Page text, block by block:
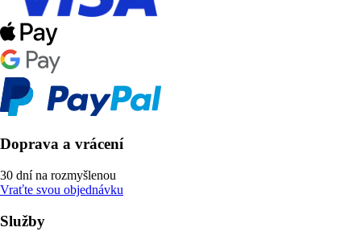
Doprava a vrácení
30 dní na rozmyšlenou
Vraťte svou objednávku
Služby